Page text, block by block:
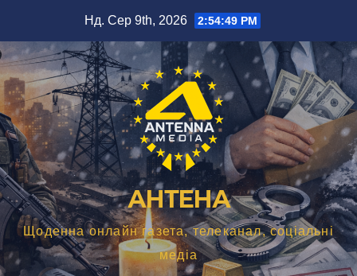
вмісту
Нд. Сер 9th, 2026 2:54:50 PM
АНТЕНА
Щоденна онлайн газета, телеканал, соціальні
медіа